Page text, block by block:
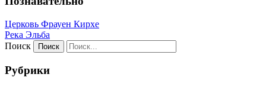
Церковь Фрауен Кирхе
Река Эльба
Поиск
Рубрики